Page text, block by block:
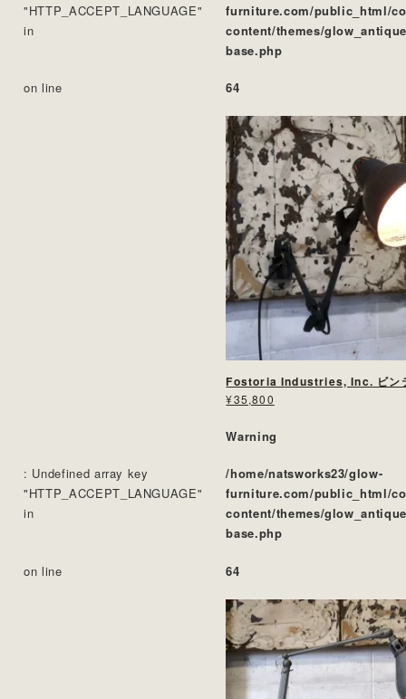
"HTTP_ACCEPT_LANGUAGE"
in
furniture.com/public_html/
content/themes/
base.php
on line 64
¥35,800
Warning
: Undefined array key
"HTTP_ACCEPT_LANGUAGE"
in
/home/natsworks23/glow-
furniture.com/public_html/
content/themes/
base.php
on line 64